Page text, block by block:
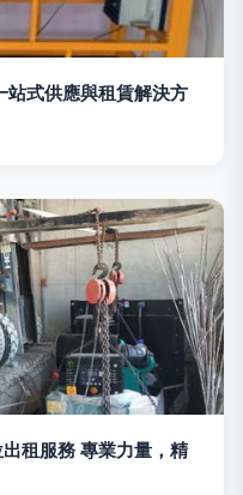
站式供應與租賃解決方
租服務 專業力量，精